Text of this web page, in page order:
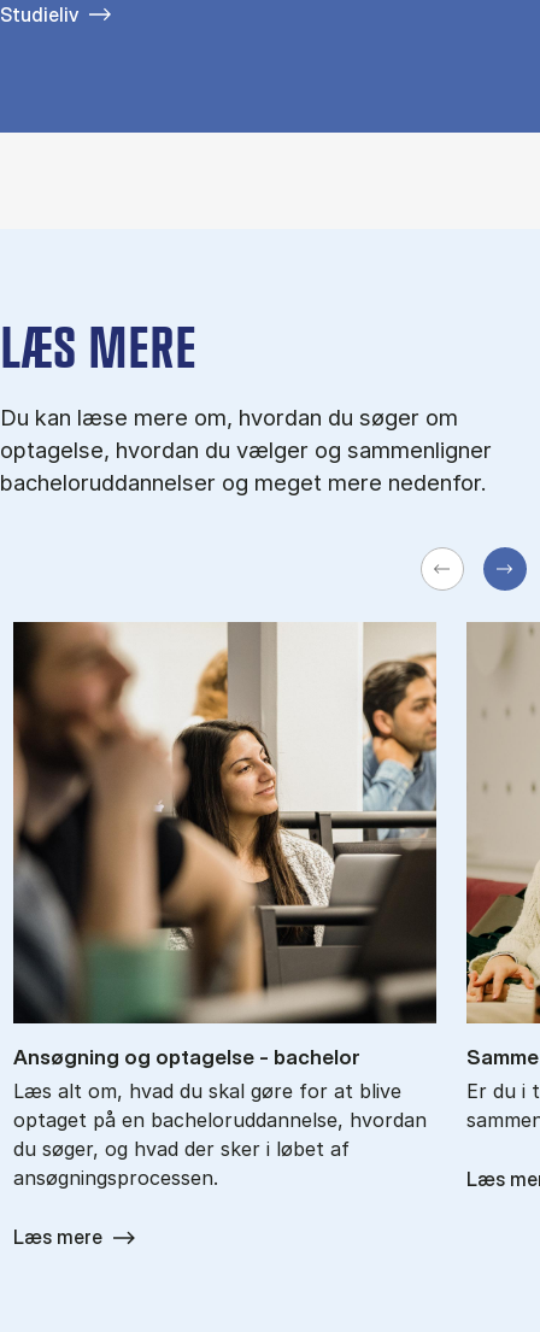
Studieliv
LÆS MERE
Du kan læse mere om, hvordan du søger om
optagelse, hvordan du vælger og sammenligner
bacheloruddannelser og meget mere nedenfor.
An­søg­ning og op­ta­gel­se - ba­chel­or
Læs alt om, hvad du skal gøre for at blive
optaget på en bacheloruddannelse, hvordan
du søger, og hvad der sker i løbet af
ansøgningsprocessen.
Læs mere
Er du i
Læs